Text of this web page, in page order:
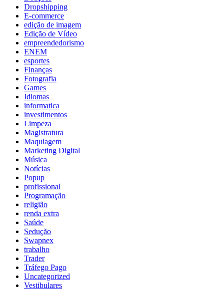
Dropshipping
E-commerce
edição de imagem
Edição de Vídeo
empreendedorismo
ENEM
esportes
Finanças
Fotografia
Games
Idiomas
informatica
investimentos
Limpeza
Magistratura
Maquiagem
Marketing Digital
Música
Notícias
Popup
profissional
Programação
religião
renda extra
Saúde
Sedução
Swapnex
trabalho
Trader
Tráfego Pago
Uncategorized
Vestibulares